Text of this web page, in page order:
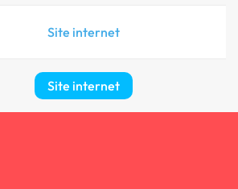
Site internet
Site internet